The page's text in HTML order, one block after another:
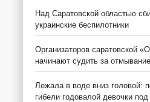
Над Саратовской областью
украинские беспилотники
Организаторов саратовской
начинают судить за
Лежала в воде вниз головой:
гибели годовалой девочки